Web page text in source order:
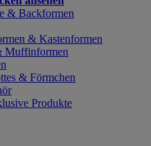
& Backformen
& Kastenformen
Muffinformen
& Förmchen
Produkte